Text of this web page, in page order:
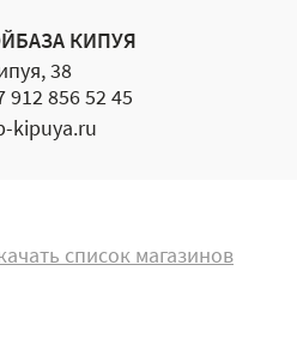
КИПУЯ
38
912 856 52 45
kipuya.ru
список магазинов